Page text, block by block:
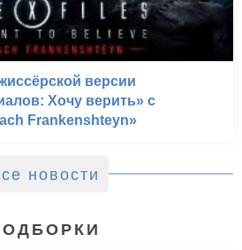
версии
Хочу верить» с
Frankenshteyn»
новости